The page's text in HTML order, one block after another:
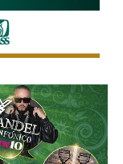
interceptado
busca
de batalla: en